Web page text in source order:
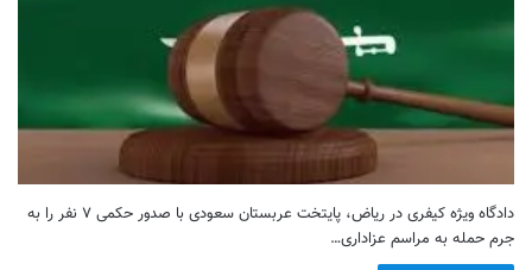
دادگاه ویژه کیفری در ریاض، پایتخت عربستان سعودی با صدور حکمی ۷ نفر را به
جرم حمله به مراسم عزاداری…